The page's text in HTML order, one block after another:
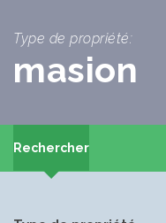
Type de propriété:
masion
Rechercher